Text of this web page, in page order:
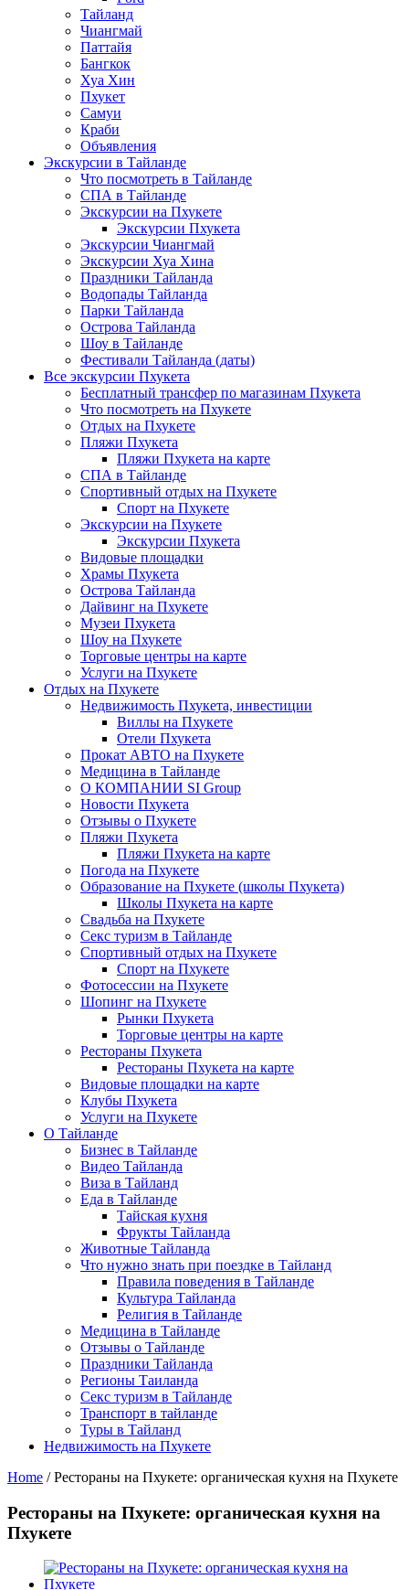
Тайланд
Чиангмай
Паттайя
Бангкок
Хуа Хин
Пхукет
Самуи
Краби
Объявления
Экскурсии в Тайланде
Что посмотреть в Тайланде
СПА в Тайланде
Экскурсии на Пхукете
Экскурсии Пхукета
Экскурсии Чиангмай
Экскурсии Хуа Хина
Праздники Тайланда
Водопады Тайланда
Парки Тайланда
Острова Тайланда
Шоу в Тайланде
Фестивали Тайланда (даты)
Все экскурсии Пхукета
Бесплатный трансфер по магазинам Пхукета
Что посмотреть на Пхукете
Отдых на Пхукете
Пляжи Пхукета
Пляжи Пхукета на карте
СПА в Тайланде
Спортивный отдых на Пхукете
Спорт на Пхукете
Экскурсии на Пхукете
Экскурсии Пхукета
Видовые площадки
Храмы Пхукета
Острова Тайланда
Дайвинг на Пхукете
Музеи Пхукета
Шоу на Пхукете
Торговые центры на карте
Услуги на Пхукете
Отдых на Пхукете
Недвижимость Пхукета, инвестиции
Виллы на Пхукете
Отели Пхукета
Прокат АВТО на Пхукете
Медицина в Тайланде
О КОМПАНИИ SI Group
Новости Пхукета
Отзывы о Пхукете
Пляжи Пхукета
Пляжи Пхукета на карте
Погода на Пхукете
Образование на Пхукете (школы Пхукета)
Школы Пхукета на карте
Свадьба на Пхукете
Секс туризм в Тайланде
Спортивный отдых на Пхукете
Спорт на Пхукете
Фотосессии на Пхукете
Шопинг на Пхукете
Рынки Пхукета
Торговые центры на карте
Рестораны Пхукета
Рестораны Пхукета на карте
Видовые площадки на карте
Клубы Пхукета
Услуги на Пхукете
О Тайланде
Бизнес в Тайланде
Видео Тайланда
Виза в Тайланд
Еда в Тайланде
Тайская кухня
Фрукты Тайланда
Животные Тайланда
Что нужно знать при поездке в Тайланд
Правила поведения в Тайланде
Культура Тайланда
Религия в Тайланде
Медицина в Тайланде
Отзывы о Тайланде
Праздники Тайланда
Регионы Таиланда
Секс туризм в Тайланде
Транспорт в тайланде
Туры в Тайланд
Недвижимость на Пхукете
Home / Рестораны на Пхукете: органическая кухня на Пхукете
Рестораны на Пхукете: органическая кухня на
Пхукете